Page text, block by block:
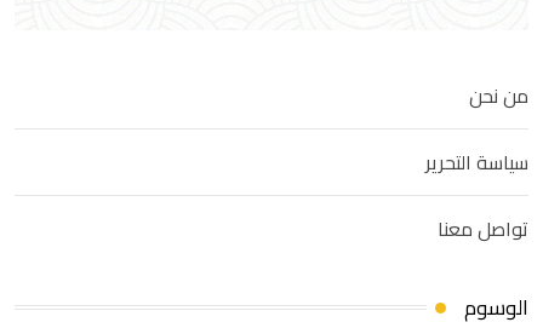
من نحن
سياسة التحرير
تواصل معنا
الوسوم